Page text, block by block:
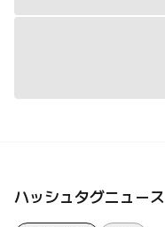
ハッシュタグニュース